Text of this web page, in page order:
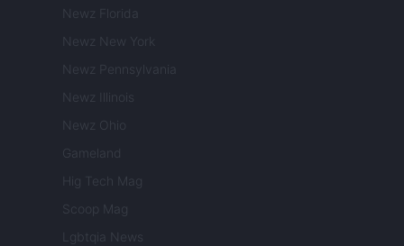
Newz Florida
Newz New York
Newz Pennsylvania
Newz Illinois
Newz Ohio
Gameland
Hig Tech Mag
Scoop Mag
Lgbtqia News